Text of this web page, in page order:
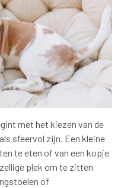
met het kiezen van de
sfeervol zijn. Een kleine
te eten of van een kopje
plek om te zitten
of